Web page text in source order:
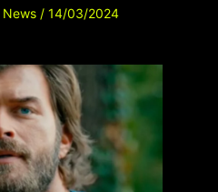
News/ 14/03/2024